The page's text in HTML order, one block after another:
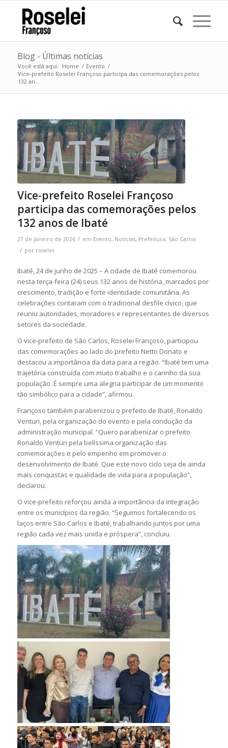
Blog - Últimas notícias
Você está aqui: Home / Evento /
Vice-prefeito Roselei Françoso participa das comemorações pelos
132 an...
Vice-prefeito Roselei Françoso
participa das comemorações pelos
132 anos de Ibaté
27 de janeiro de 2026 / em Evento, Notícias, Prefeitura, São Carlos
/ por roselei
Ibaté, 24 de junho de 2025 – A cidade de Ibaté comemorou
nesta terça-feira (24) seus 132 anos de história, marcados por
crescimento, tradição e forte identidade comunitária. As
celebrações contaram com o tradicional desfile cívico, que
reuniu autoridades, moradores e representantes de diversos
setores da sociedade.
O vice-prefeito de São Carlos, Roselei Françoso, participou
das comemorações ao lado do prefeito Netto Donato e
destacou a importância da data para a região. “Ibaté tem uma
trajetória construída com muito trabalho e o carinho da sua
população. É sempre uma alegria participar de um momento
tão simbólico para a cidade”, afirmou.
Françoso também parabenizou o prefeito de Ibaté, Ronaldo
Venturi, pela organização do evento e pela condução da
administração municipal. “Quero parabenizar o prefeito
Ronaldo Venturi pela belíssima organização das
comemorações e pelo empenho em promover o
desenvolvimento de Ibaté. Que este novo ciclo seja de ainda
mais conquistas e qualidade de vida para a população”,
declarou.
O vice-prefeito reforçou ainda a importância da integração
entre os municípios da região. “Seguimos fortalecendo os
laços entre São Carlos e Ibaté, trabalhando juntos por uma
região cada vez mais unida e próspera”, concluiu.